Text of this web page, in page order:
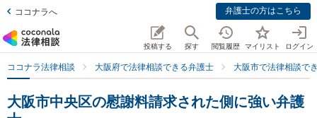
ココナラへ 弁護士の方はこちら
投稿する 探す 閲覧履歴 マイリスト ログイン
ココナラ法律相談 大阪府で法律相談できる弁護士 大阪市で法律相談で
大阪市中央区の慰謝料請求された側に強い弁護